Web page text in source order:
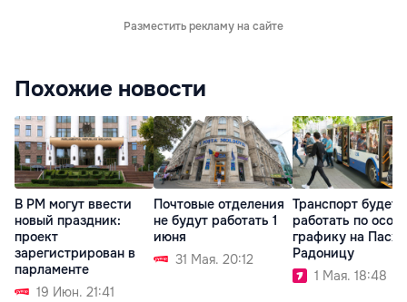
Разместить рекламу на сайте
Похожие новости
В РМ могут ввести
новый праздник:
проект
зарегистрирован в
парламенте
19 Июн. 21:41
Почтовые отделения
не будут работать 1
июня
31 Мая. 20:12
Транспорт будет
работать по
графику на
Радоницу
1 Мая. 18:48